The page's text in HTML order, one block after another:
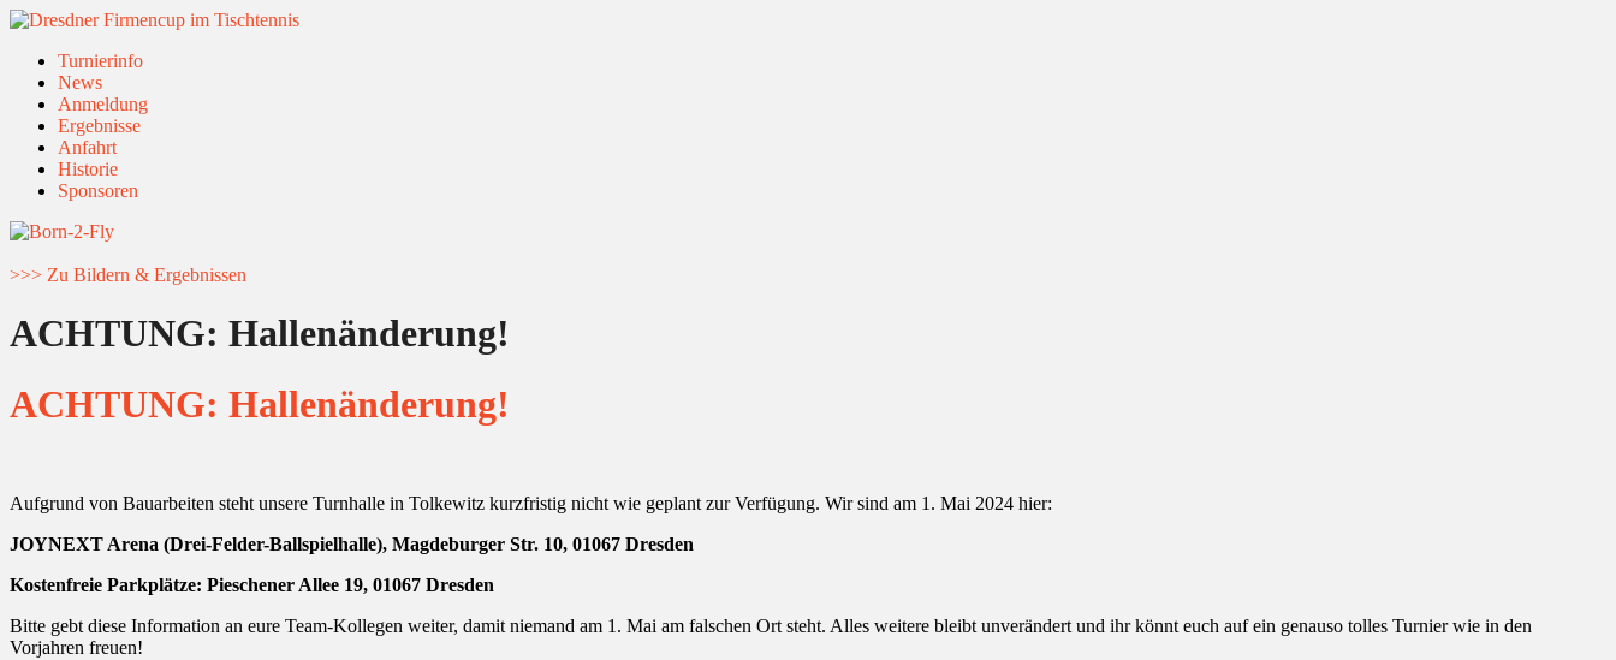
Turnierinfo
News
Anmeldung
Ergebnisse
Anfahrt
Historie
Sponsoren
>>> Zu Bildern & Ergebnissen
ACHTUNG: Hallenänderung!
ACHTUNG: Hallenänderung!
Aufgrund von Bauarbeiten steht unsere Turnhalle in Tolkewitz kurzfristig nicht wie geplant zur Verfügung. Wir sind am 1. Mai 2024 hier:
JOYNEXT Arena (Drei-Felder-Ballspielhalle), Magdeburger Str. 10, 01067 Dresden
Kostenfreie Parkplätze: Pieschener Allee 19, 01067 Dresden
Bitte gebt diese Information an eure Team-Kollegen weiter, damit niemand am 1. Mai am falschen Ort steht. Alles weitere bleibt unverändert und ihr könnt euch auf ein genauso tolles Turnier wie in den
Vorjahren freuen!